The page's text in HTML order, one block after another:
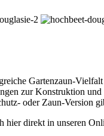
Gartenzaun-
zur Konstruktion
oder Zaun-Version
hier direkt in unseren